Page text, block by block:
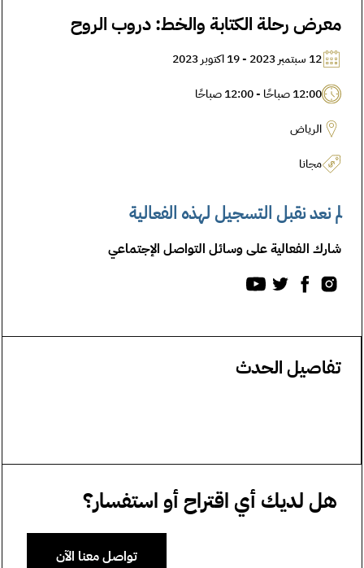
معرض رحلة الكتابة والخط: دروب الروح
12 سبتمبر 2023 - 19 اكتوبر 2023
12:00 صباحًا - 12:00 صباحًا
الرياض
مجانا
لم نعد نقبل التسجيل لهذه الفعالية
شارك الفعالية على وسائل التواصل الإجتماعي
تفاصيل الحدث
هل لديك أي اقتراح أو استفسار؟
تواصل معنا الآن